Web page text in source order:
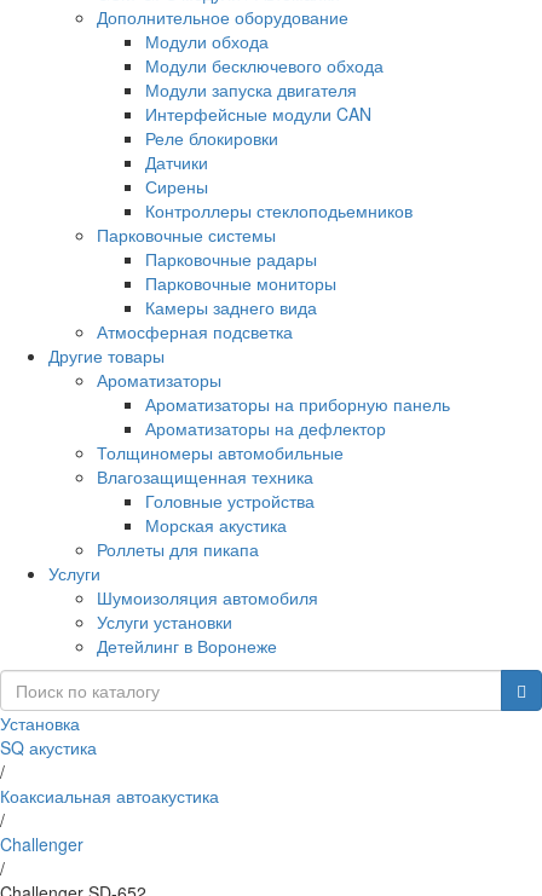
Дополнительное оборудование
Модули обхода
Модули бесключевого обхода
Модули запуска двигателя
Интерфейсные модули CAN
Реле блокировки
Датчики
Сирены
Контроллеры стеклоподьемников
Парковочные системы
Парковочные радары
Парковочные мониторы
Камеры заднего вида
Атмосферная подсветка
Другие товары
Ароматизаторы
Ароматизаторы на приборную панель
Ароматизаторы на дефлектор
Толщиномеры автомобильные
Влагозащищенная техника
Головные устройства
Морская акустика
Роллеты для пикапа
Услуги
Шумоизоляция автомобиля
Услуги установки
Детейлинг в Воронеже
Установка
SQ акустика
/
Коаксиальная автоакустика
/
Challenger
/